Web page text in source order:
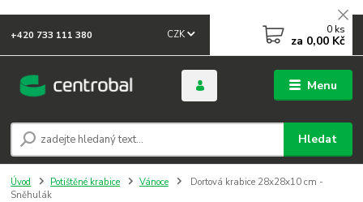
Menu
CZK
Hledat
+420 733 111 380 0 ks
za 0,00 Kč
Úvod Potištěné krabice Vánoce
Dortová krabice 28x28x10 cm -
Sněhulák